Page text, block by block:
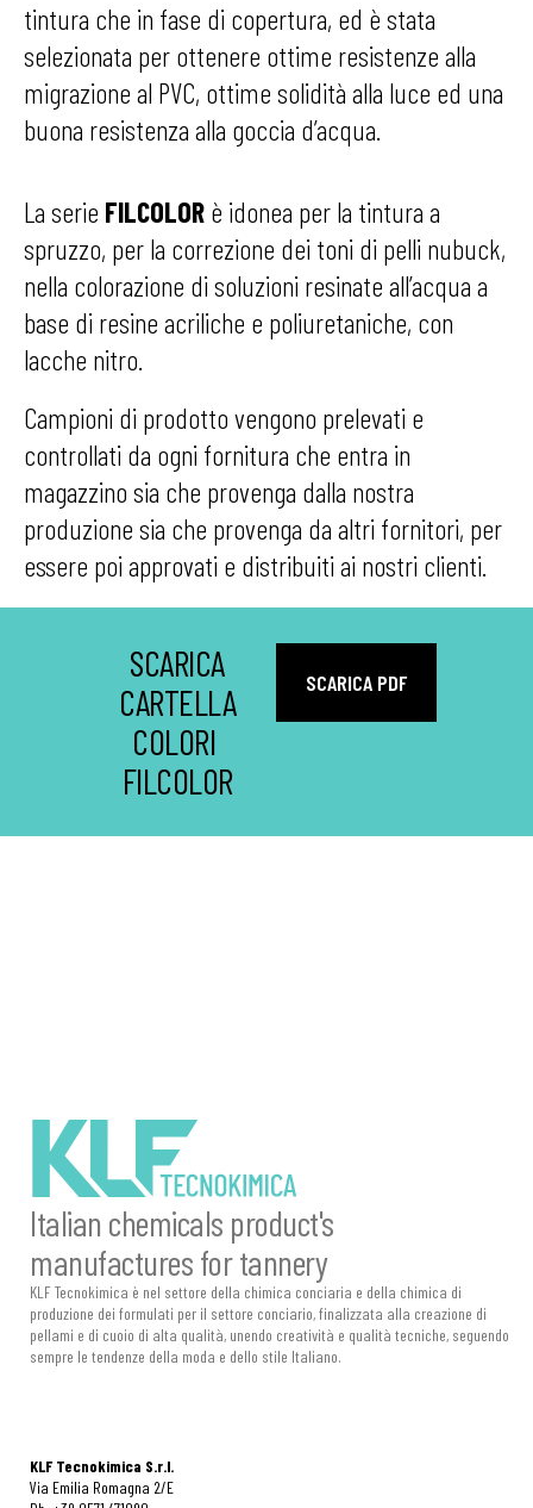
tintura che in fase di copertura, ed è stata
selezionata per ottenere ottime resistenze alla
migrazione al PVC, ottime solidità alla luce ed una
buona resistenza alla goccia d’acqua.
La serie FILCOLOR è idonea per la tintura a
spruzzo, per la correzione dei toni di pelli nubuck,
nella colorazione di soluzioni resinate all’acqua a
base di resine acriliche e poliuretaniche, con
lacche nitro.
Campioni di prodotto vengono prelevati e
controllati da ogni fornitura che entra in
magazzino sia che provenga dalla nostra
produzione sia che provenga da altri fornitori, per
essere poi approvati e distribuiti ai nostri clienti.
SCARICA
CARTELLA
COLORI
FILCOLOR
SCARICA PDF
Italian chemicals product's
manufactures for tannery
KLF Tecnokimica è nel settore della chimica conciaria e della chimica di
produzione dei formulati per il settore conciario, finalizzata alla creazione di
pellami e di cuoio di alta qualità, unendo creatività e qualità tecniche, seguendo
sempre le tendenze della moda e dello stile Italiano.
KLF Tecnokimica S.r.l.
Via Emilia Romagna 2/E